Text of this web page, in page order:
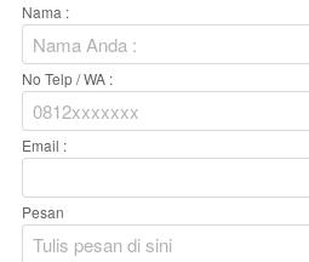
Nama :
No Telp / WA :
Email :
Pesan